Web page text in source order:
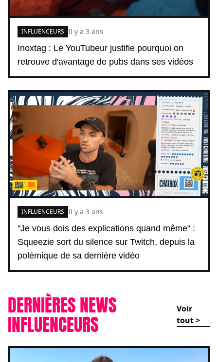
Inoxtag : Le YouTubeur justifie pourquoi on
retrouve d'avantage de pubs dans ses vidéos
INFLUENCEURS Il y a 3 ans
"Je vous dois des explications quand même" :
Squeezie sort du silence sur Twitch, depuis la
polémique de sa dernière vidéo
INFLUENCEURS Il y a 3 ans
DERNIÈRES NEWS
INFLUENCEURS
Voir
tout >